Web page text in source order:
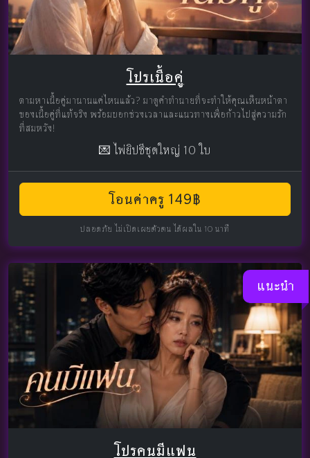
โปรเนื้อคู่
ตามหาเนื้อคู่มานานแค่ไหนแล้ว? มาดูคำทำนายที่จะทำให้คุณเห็นหน้าตา
ของเนื้อคู่ที่แท้จริง พร้อมบอกช่วงเวลาและแนวทางเพื่อก้าวไปสู่ความรัก
ที่สมหวัง!
💌 ไพ่ยิปซีชุดใหญ่ 10 ใบ
โอนค่าครู 149฿
ปลอดภัย ไม่เปิดเผยตัวตน ได้ผลใน 10 นาที
แนะนำ
โปรคนมีแฟน